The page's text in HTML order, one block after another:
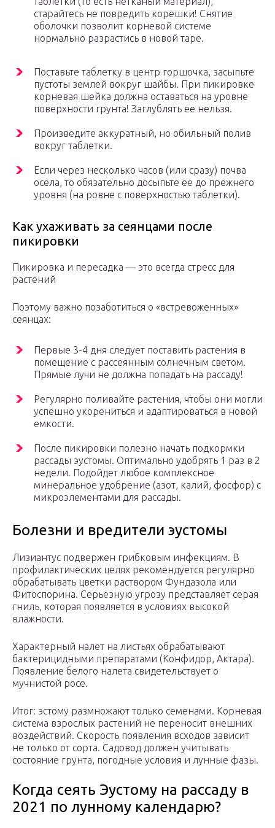
старайтесь не повредить корешки! Снятие
оболочки позволит корневой системе
нормально разрастись в новой таре.
Поставьте таблетку в центр горшочка, засыпьте
пустоты землей вокруг шайбы. При пикировке
корневая шейка должна оставаться на уровне
поверхности грунта! Заглублять ее нельзя.
Произведите аккуратный, но обильный полив
вокруг таблетки.
Если через несколько часов (или сразу) почва
осела, то обязательно досыпьте ее до прежнего
уровня (на ровне с поверхностью таблетки).
Как ухаживать за сеянцами после
пикировки
Пикировка и пересадка — это всегда стресс для
растений
Поэтому важно позаботиться о «встревоженных»
сеянцах:
Первые 3-4 дня следует поставить растения в
помещение с рассеянным солнечным светом.
Прямые лучи не должна попадать на рассаду!
Регулярно поливайте растения, чтобы они могли
успешно укорениться и адаптироваться в новой
емкости.
После пикировки полезно начать подкормки
рассады эустомы. Оптимально удобрять 1 раз в 2
недели. Подойдет любое комплексное
минеральное удобрение (азот, калий, фосфор) с
микроэлементами для рассады.
Болезни и вредители эустомы
Лизиантус подвержен грибковым инфекциям. В
профилактических целях рекомендуется регулярно
обрабатывать цветки раствором Фундазола или
Фитоспорина. Серьезную угрозу представляет серая
гниль, которая появляется в условиях высокой
влажности.
Характерный налет на листьях обрабатывают
бактерицидными препаратами (Конфидор, Актара).
Появление белого налета свидетельствует о
мучнистой росе.
Итог: эстому размножают только семенами. Корневая
система взрослых растений не переносит внешних
воздействий. Скорость появления всходов зависит
не только от сорта. Садовод должен учитывать
состояние грунта, погодные условия и лунные фазы.
Когда сеять Эустому на рассаду в
2021 по лунному календарю?